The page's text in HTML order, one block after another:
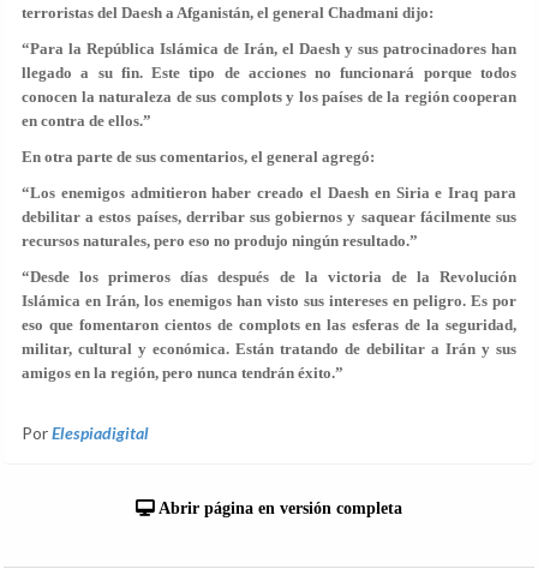
terroristas del Daesh a Afganistán, el general Chadmani dijo:
“Para la República Islámica de Irán, el Daesh y sus patrocinadores han
llegado a su fin. Este tipo de acciones no funcionará porque todos
conocen la naturaleza de sus complots y los países de la región cooperan
en contra de ellos.”
En otra parte de sus comentarios, el general agregó:
“Los enemigos admitieron haber creado el Daesh en Siria e Iraq para
debilitar a estos países, derribar sus gobiernos y saquear fácilmente sus
recursos naturales, pero eso no produjo ningún resultado.”
“Desde los primeros días después de la victoria de la Revolución
Islámica en Irán, los enemigos han visto sus intereses en peligro. Es por
eso que fomentaron cientos de complots en las esferas de la seguridad,
militar, cultural y económica. Están tratando de debilitar a Irán y sus
amigos en la región, pero nunca tendrán éxito.”
PorElespiadigital
Abrir página en versión completa